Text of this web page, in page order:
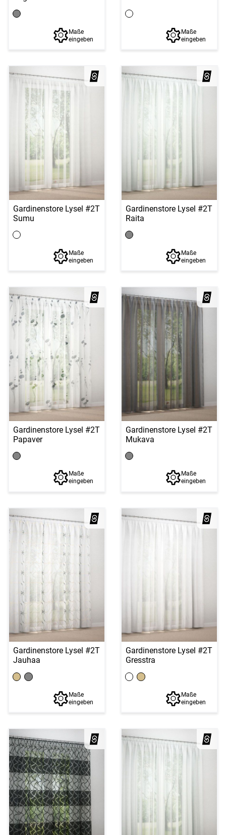
Maße
eingeben
Maße
eingeben
Gardinenstore Lysel #2T
Sumu
Maße
eingeben
Gardinenstore Lysel #2T
Raita
Maße
eingeben
Gardinenstore Lysel #2T
Papaver
Maße
eingeben
Gardinenstore Lysel #2T
Mukava
Maße
eingeben
Gardinenstore Lysel #2T
Jauhaa
Maße
eingeben
Gardinenstore Lysel #2T
Gresstra
Maße
eingeben